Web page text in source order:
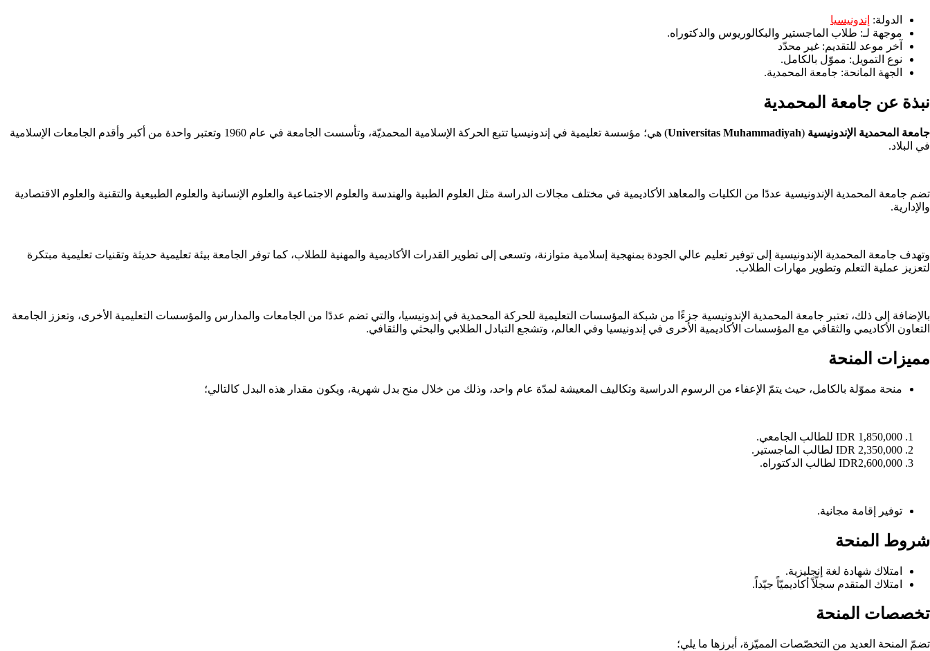
الدولة: إندونيسيا
موجهة لـ: طلاب الماجستير والبكالوريوس والدكتوراه.
آخر موعد للتقديم: غير محدّد
نوع التمويل: مموّل بالكامل.
الجهة المانحة: جامعة المحمدية.
نبذة عن جامعة المحمدية
جامعة المحمدية الإندونيسية (
Universitas Muhammadiyah
) هي؛ مؤسسة تعليمية في إندونيسيا تتبع الحركة الإسلامية المحمديّة، وتأسست الجامعة في عام 1960 وتعتبر واحدة من أكبر وأقدم الجامعات الإسلامية
في البلاد.
تضم جامعة المحمدية الإندونيسية عددًا من الكليات والمعاهد الأكاديمية في مختلف مجالات الدراسة مثل العلوم الطبية والهندسة والعلوم الاجتماعية والعلوم الإنسانية والعلوم الطبيعية والتقنية والعلوم الاقتصادية
والإدارية.
وتهدف جامعة المحمدية الإندونيسية إلى توفير تعليم عالي الجودة بمنهجية إسلامية متوازنة، وتسعى إلى تطوير القدرات الأكاديمية والمهنية للطلاب، كما توفر الجامعة بيئة تعليمية حديثة وتقنيات تعليمية مبتكرة
لتعزيز عملية التعلم وتطوير مهارات الطلاب.
بالإضافة إلى ذلك، تعتبر جامعة المحمدية الإندونيسية جزءًا من شبكة المؤسسات التعليمية للحركة المحمدية في إندونيسيا، والتي تضم عددًا من الجامعات والمدارس والمؤسسات التعليمية الأخرى، وتعزز الجامعة
التعاون الأكاديمي والثقافي مع المؤسسات الأكاديمية الأخرى في إندونيسيا وفي العالم، وتشجع التبادل الطلابي والبحثي والثقافي.
مميزات المنحة
منحة مموّلة بالكامل، حيث يتمّ الإعفاء من الرسوم الدراسية وتكاليف المعيشة لمدّة عام واحد، وذلك من خلال منح بدل شهرية، ويكون مقدار هذه البدل كالتالي؛
IDR 1,850,000 للطالب الجامعي.
IDR 2,350,000 لطالب الماجستير.
IDR2,600,000 لطالب الدكتوراه.
توفير إقامة مجانية.
شروط المنحة
امتلاك شهادة لغة إنجليزية.
امتلاك المتقدم سجلّاً أكاديميّاً جيّداً.
تخصصات المنحة
تضمّ المنحة العديد من التخصّصات المميّزة، أبرزها ما يلي؛